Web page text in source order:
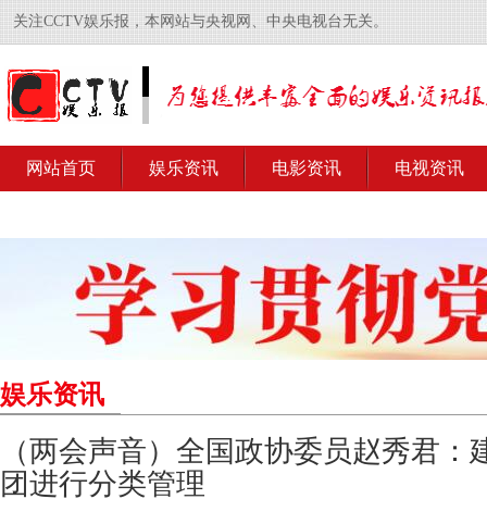
关注CCTV娱乐报，本网站与央视网、中央电视台无关。
网站首页 娱乐资讯 电影资讯 电视资讯
娱乐资讯
（两会声音）全国政协委员赵秀君：
团进行分类管理